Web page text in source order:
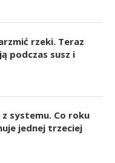
rzeki. Teraz
podczas susz i
z systemu. Co roku
jednej trzeciej